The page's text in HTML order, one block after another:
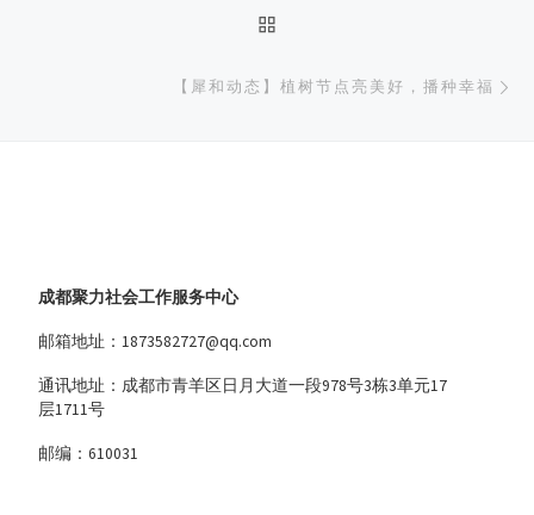
【犀和动态】植树节点亮美好，播种幸福
成都聚力社会工作服务中心
邮箱地址：1873582727@qq.com
通讯地址：成都市青羊区日月大道一段978号3栋3单元17
层1711号
邮编：610031